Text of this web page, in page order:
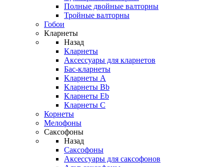
Полные двойные валторны
Тройные валторны
Гобои
Кларнеты
Назад
Кларнеты
Аксессуары для кларнетов
Бас-кларнеты
Кларнеты A
Кларнеты Bb
Кларнеты Eb
Кларнеты С
Корнеты
Мелофоны
Саксофоны
Назад
Саксофоны
Аксессуары для саксофонов